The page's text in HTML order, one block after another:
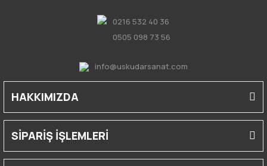
0216 532 40 36
0505 098 73 56
info@uskudarsanat.com
HAKKIMIZDA
SİPARİŞ İŞLEMLERİ